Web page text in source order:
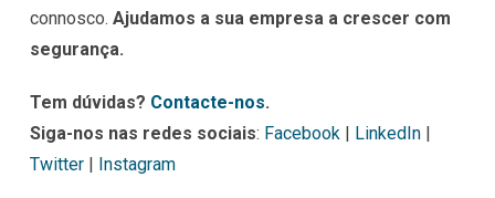
connosco. Ajudamos a sua empresa a crescer com
segurança.
Tem dúvidas? Contacte-nos.
Siga-nos nas redes sociais: Facebook LinkedIn
Twitter
Instagram